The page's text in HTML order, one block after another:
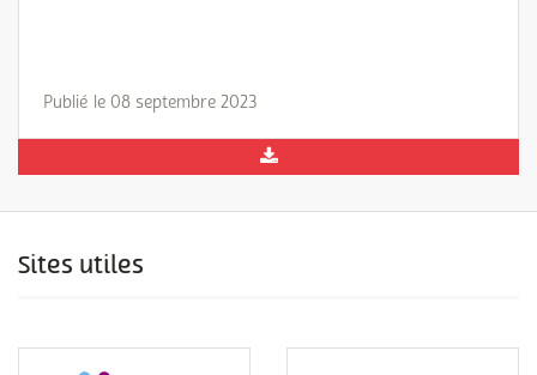
Publié le 08 septembre 2023
Sites utiles